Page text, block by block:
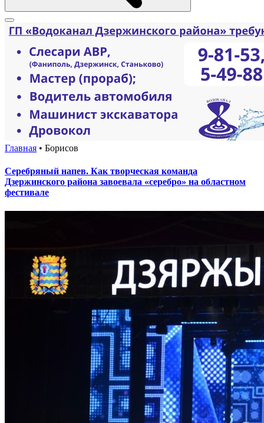
Главная • Борисов
Серебряный напев. Как творческая команда
Дзержинского района завоевала «серебро» на областном
фестивале